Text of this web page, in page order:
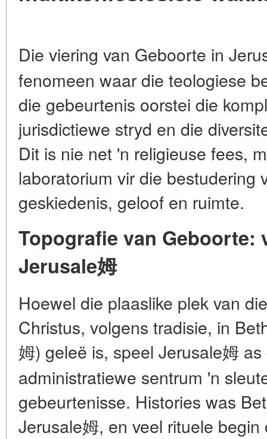
Die viering van Geboorte in
fenomeen waar die teologiese
die gebeurtenis oorstei die
jurisdictiewe stryd en die
Dit is nie net 'n religieuse fees,
laboratorium vir die bestudering
geskiedenis, geloof en ruimte.
Topografie van Geboorte:
Jerusale姆
Hoewel die plaaslike plek van
Christus, volgens tradisie, in
姆) geleë is, speel Jerusale姆
administratiewe sentrum 'n
gebeurtenisse. Histories was
Jerusale姆, en veel rituele